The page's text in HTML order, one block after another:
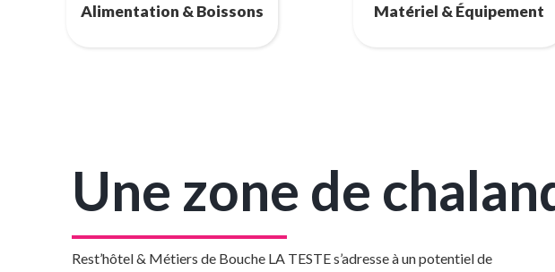
Alimentation & Boissons Matériel & Équipement
Une zone de
Rest’hôtel & Métiers de Bouche LA TESTE s’adresse à un potentiel de